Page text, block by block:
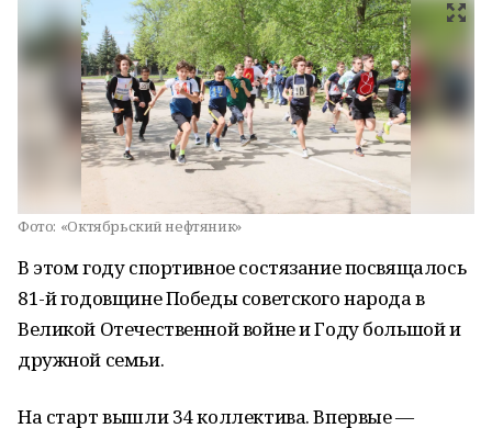
Фото: «Октябрьский нефтяник»
В этом году спортивное состязание посвящалось
81-й годовщине Победы советского народа в
Великой Отечественной войне и Году большой и
дружной семьи.
На старт вышли 34 коллектива. Впервые —